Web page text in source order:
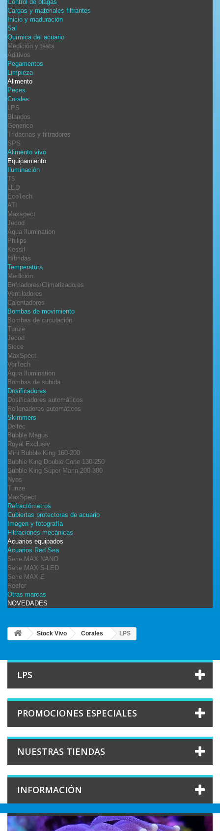
Control de plagas
Cargas y materiales filtrantes
Inicio y maduración
Sal
Química del acuario
Medición y tests
Aditivos
Pegamentos
Limpieza
Alimento
Peces
Corales
LPS
Blandos
Generico
Tridacnas y filtradores
SPS
Alimento vivo
Equipamiento
Iluminación
T5
LED
EcoTech
ATI
Maxspect
Jecod
Aqua Ilumination
Philips
Kessil
Híbridas
Temperatura
Medición
Enfriadores/Climatizadores
Ventiladores
Calentadores
Bombas de movimiento
Bombas de circulación
Tunze
Jecod
Sicce
MaxSpect
VorTech
Aqua Ilumination
Bombas de subida
Dosificadores
Dosificadores automáticos
Rellenadores automáticos
Skimmers
Deltec
Bubble Magus
Royal Exclusiv
Mini Bubble King 160-200
Bubble King Double Cone 130-250
Bubble King Super Marin 200-300
Nyos
Tunze
MaxSpect
Refractómetros
Cubiertas protectoras de acuario
Imagen y fotografía
Filtraciones mecánicas
Acuarios equipados
Acuarios Red Sea
Serie MAX NANO
Serie MAX S-LED
Serie MAX E
Reefer
Otras marcas
NOVEDADES
Stock Vivo Corales LPS
LPS
PROMOCIONES ESPECIALES
NUESTRAS TIENDAS
INFORMACIÓN